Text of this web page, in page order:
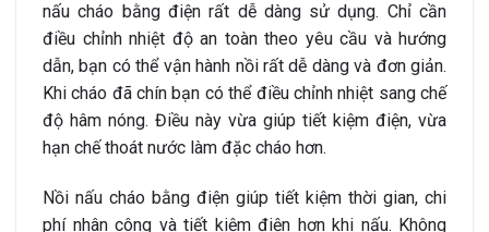
nấu cháo bằng điện rất dễ dàng sử dụng. Chỉ cần
điều chỉnh nhiệt độ an toàn theo yêu cầu và hướng
dẫn, bạn có thể vận hành nồi rất dễ dàng và đơn giản.
Khi cháo đã chín bạn có thể điều chỉnh nhiệt sang chế
độ hâm nóng. Điều này vừa giúp tiết kiệm điện, vừa
hạn chế thoát nước làm đặc cháo hơn.
Nồi nấu cháo bằng điện giúp tiết kiệm thời gian, chi
phí nhân công và tiết kiệm điện hơn khi nấu. Không